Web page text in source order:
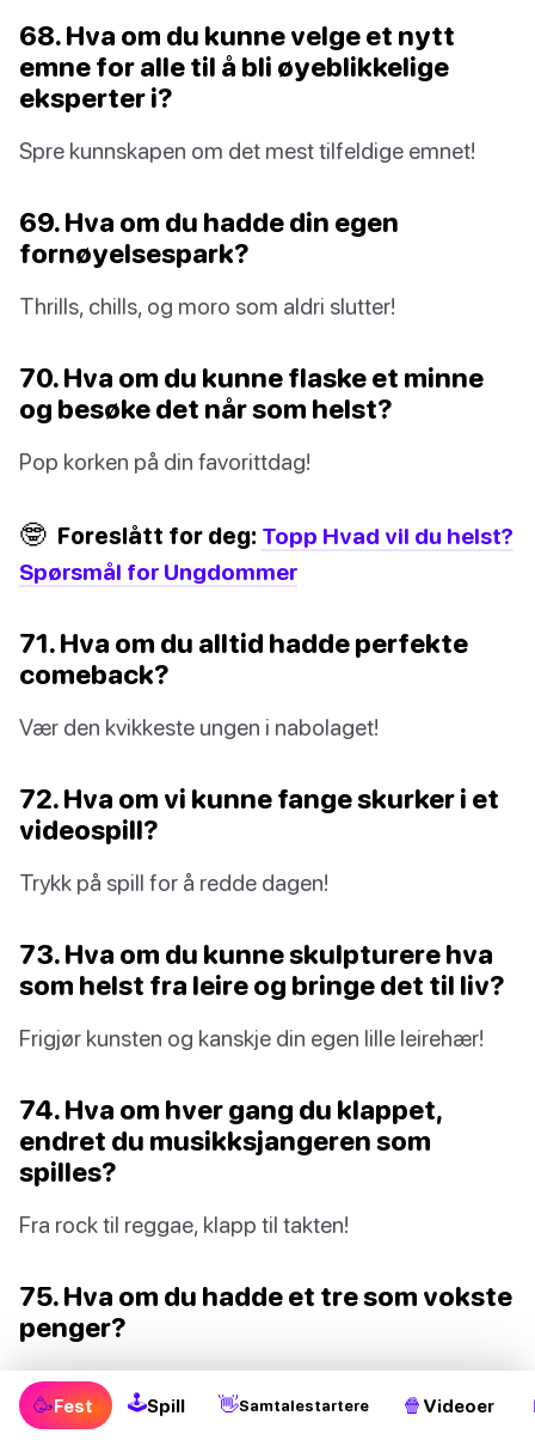
68. Hva om du kunne velge et nytt
emne for alle til å bli øyeblikkelige
eksperter i?
Spre kunnskapen om det mest tilfeldige emnet!
69. Hva om du hadde din egen
fornøyelsespark?
Thrills, chills, og moro som aldri slutter!
70. Hva om du kunne flaske et minne
og besøke det når som helst?
Pop korken på din favorittdag!
🤓 Foreslått for deg: Topp Hvad vil du helst?
Spørsmål for Ungdommer
71. Hva om du alltid hadde perfekte
comeback?
Vær den kvikkeste ungen i nabolaget!
72. Hva om vi kunne fange skurker i et
videospill?
Trykk på spill for å redde dagen!
73. Hva om du kunne skulpturere hva
som helst fra leire og bringe det til liv?
Frigjør kunsten og kanskje din egen lille leirehær!
74. Hva om hver gang du klappet,
endret du musikksjangeren som
spilles?
Fra rock til reggae, klapp til takten!
75. Hva om du hadde et tre som vokste
penger?
Cash inn på det grønne, bokstavelig talt!
🥳Fest 🕹Spill 👋Samtalestartere 🍿 Videoer